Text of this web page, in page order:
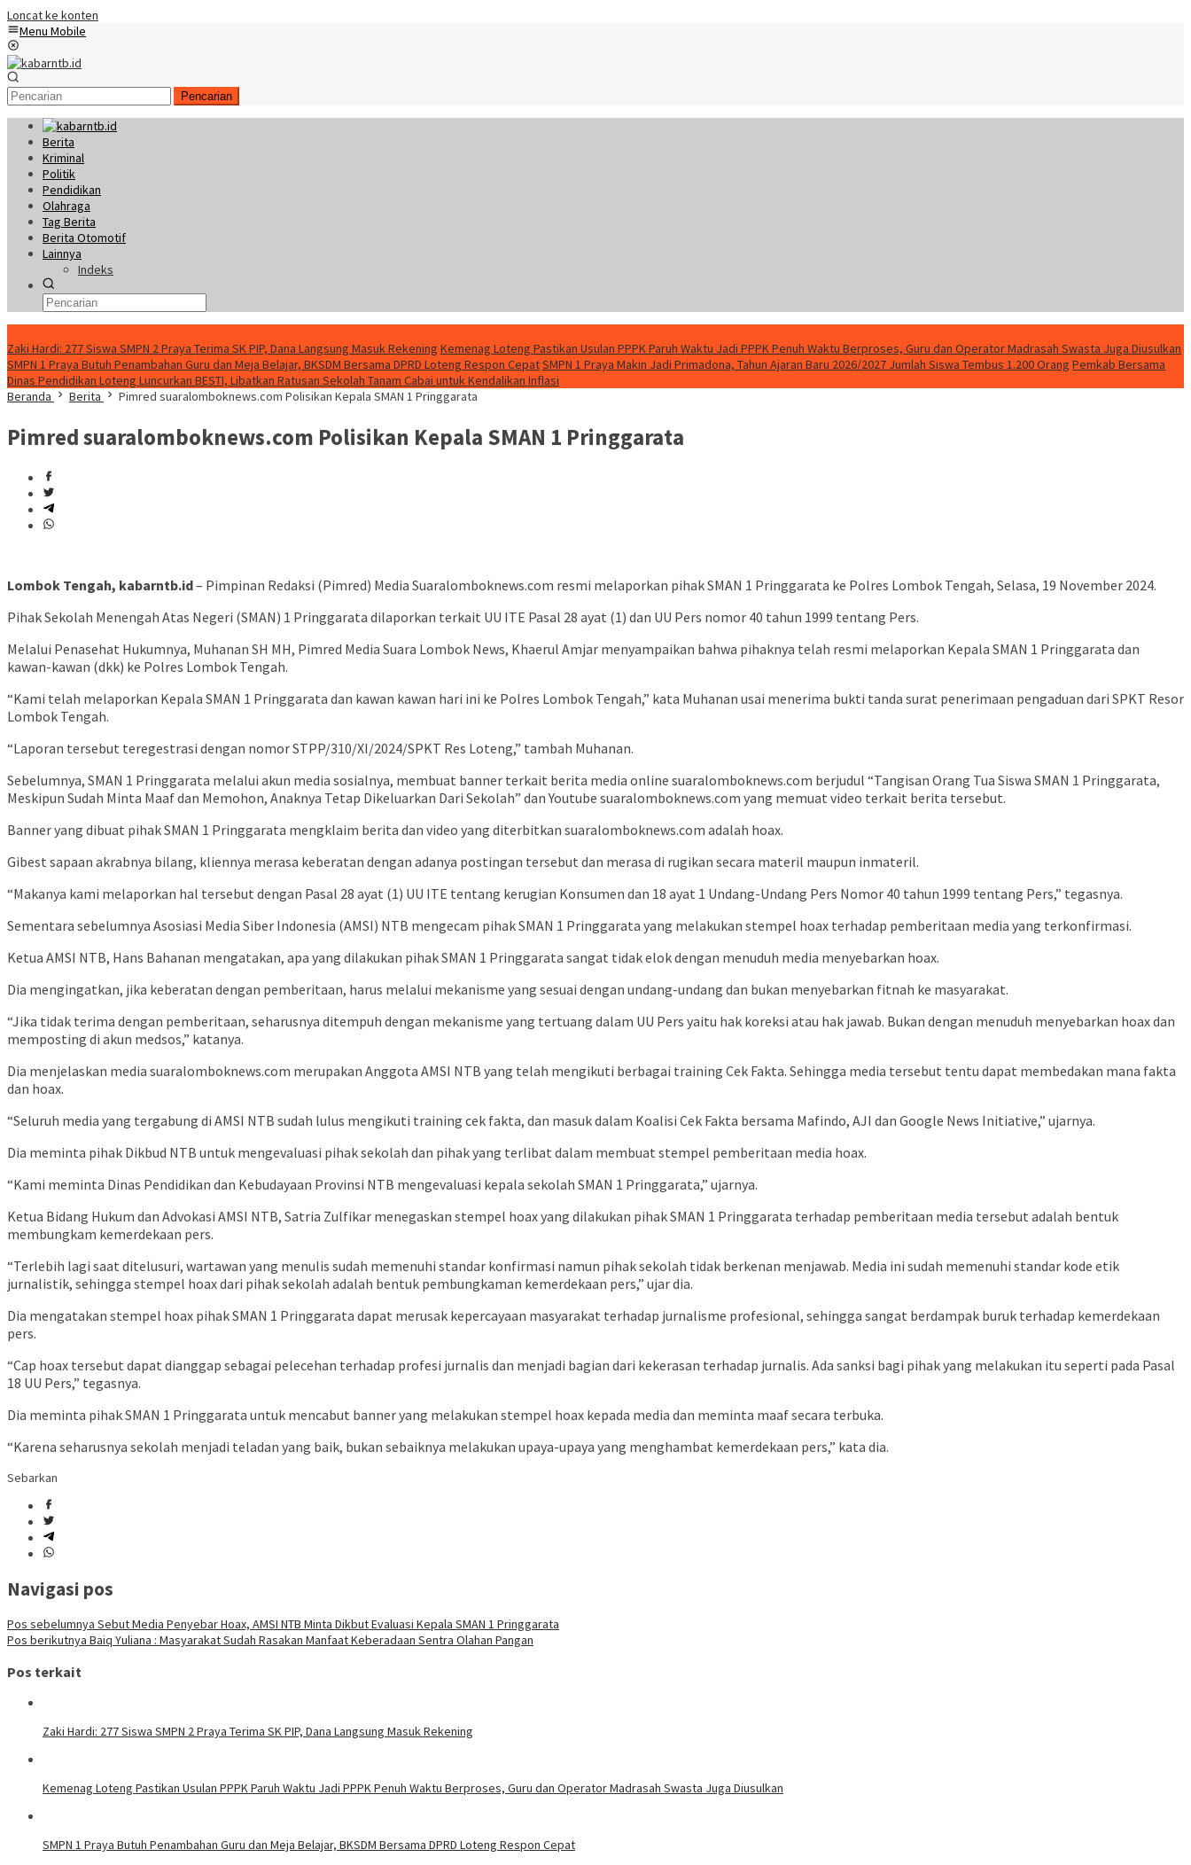
Loncat ke konten
Menu Mobile
Pencarian
Berita
Kriminal
Politik
Pendidikan
Olahraga
Tag Berita
Berita Otomotif
Lainnya
Indeks
Zaki Hardi: 277 Siswa SMPN 2 Praya Terima SK PIP, Dana Langsung Masuk Rekening Kemenag Loteng Pastikan Usulan PPPK Paruh Waktu Jadi PPPK Penuh Waktu Berproses, Guru dan Operator Madrasah Swasta Juga Diusulkan
SMPN 1 Praya Butuh Penambahan Guru dan Meja Belajar, BKSDM Bersama DPRD Loteng Respon CepatSMPN 1 Praya Makin Jadi Primadona, Tahun Ajaran Baru 2026/2027 Jumlah Siswa Tembus 1.200 Orang Pemkab Bersama
Dinas Pendidikan Loteng Luncurkan BESTI, Libatkan Ratusan Sekolah Tanam Cabai untuk Kendalikan Inflasi
Beranda
Berita Pimred suaralomboknews.com Polisikan Kepala SMAN 1 Pringgarata
Pimred suaralomboknews.com Polisikan Kepala SMAN 1 Pringgarata
Lombok Tengah, kabarntb.id– Pimpinan Redaksi (Pimred) Media Suaralomboknews.com resmi melaporkan pihak SMAN 1 Pringgarata ke Polres Lombok Tengah, Selasa, 19 November 2024.
Pihak Sekolah Menengah Atas Negeri (SMAN) 1 Pringgarata dilaporkan terkait UU ITE Pasal 28 ayat (1) dan UU Pers nomor 40 tahun 1999 tentang Pers.
Melalui Penasehat Hukumnya, Muhanan SH MH, Pimred Media Suara Lombok News, Khaerul Amjar menyampaikan bahwa pihaknya telah resmi melaporkan Kepala SMAN 1 Pringgarata dan
kawan-kawan (dkk) ke Polres Lombok Tengah.
“Kami telah melaporkan Kepala SMAN 1 Pringgarata dan kawan kawan hari ini ke Polres Lombok Tengah,” kata Muhanan usai menerima bukti tanda surat penerimaan pengaduan dari SPKT Resor
Lombok Tengah.
“Laporan tersebut teregestrasi dengan nomor STPP/310/XI/2024/SPKT Res Loteng,” tambah Muhanan.
Sebelumnya, SMAN 1 Pringgarata melalui akun media sosialnya, membuat banner terkait berita media online suaralomboknews.com berjudul “Tangisan Orang Tua Siswa SMAN 1 Pringgarata,
Meskipun Sudah Minta Maaf dan Memohon, Anaknya Tetap Dikeluarkan Dari Sekolah” dan Youtube suaralomboknews.com yang memuat video terkait berita tersebut.
Banner yang dibuat pihak SMAN 1 Pringgarata mengklaim berita dan video yang diterbitkan suaralomboknews.com adalah hoax.
Gibest sapaan akrabnya bilang, kliennya merasa keberatan dengan adanya postingan tersebut dan merasa di rugikan secara materil maupun inmateril.
“Makanya kami melaporkan hal tersebut dengan Pasal 28 ayat (1) UU ITE tentang kerugian Konsumen dan 18 ayat 1 Undang-Undang Pers Nomor 40 tahun 1999 tentang Pers,” tegasnya.
Sementara sebelumnya Asosiasi Media Siber Indonesia (AMSI) NTB mengecam pihak SMAN 1 Pringgarata yang melakukan stempel hoax terhadap pemberitaan media yang terkonfirmasi.
Ketua AMSI NTB, Hans Bahanan mengatakan, apa yang dilakukan pihak SMAN 1 Pringgarata sangat tidak elok dengan menuduh media menyebarkan hoax.
Dia mengingatkan, jika keberatan dengan pemberitaan, harus melalui mekanisme yang sesuai dengan undang-undang dan bukan menyebarkan fitnah ke masyarakat.
“Jika tidak terima dengan pemberitaan, seharusnya ditempuh dengan mekanisme yang tertuang dalam UU Pers yaitu hak koreksi atau hak jawab. Bukan dengan menuduh menyebarkan hoax dan
memposting di akun medsos,” katanya.
Dia menjelaskan media suaralomboknews.com merupakan Anggota AMSI NTB yang telah mengikuti berbagai training Cek Fakta. Sehingga media tersebut tentu dapat membedakan mana fakta
dan hoax.
“Seluruh media yang tergabung di AMSI NTB sudah lulus mengikuti training cek fakta, dan masuk dalam Koalisi Cek Fakta bersama Mafindo, AJI dan Google News Initiative,” ujarnya.
Dia meminta pihak Dikbud NTB untuk mengevaluasi pihak sekolah dan pihak yang terlibat dalam membuat stempel pemberitaan media hoax.
“Kami meminta Dinas Pendidikan dan Kebudayaan Provinsi NTB mengevaluasi kepala sekolah SMAN 1 Pringgarata,” ujarnya.
Ketua Bidang Hukum dan Advokasi AMSI NTB, Satria Zulfikar menegaskan stempel hoax yang dilakukan pihak SMAN 1 Pringgarata terhadap pemberitaan media tersebut adalah bentuk
membungkam kemerdekaan pers.
“Terlebih lagi saat ditelusuri, wartawan yang menulis sudah memenuhi standar konfirmasi namun pihak sekolah tidak berkenan menjawab. Media ini sudah memenuhi standar kode etik
jurnalistik, sehingga stempel hoax dari pihak sekolah adalah bentuk pembungkaman kemerdekaan pers,” ujar dia.
Dia mengatakan stempel hoax pihak SMAN 1 Pringgarata dapat merusak kepercayaan masyarakat terhadap jurnalisme profesional, sehingga sangat berdampak buruk terhadap kemerdekaan
pers.
“Cap hoax tersebut dapat dianggap sebagai pelecehan terhadap profesi jurnalis dan menjadi bagian dari kekerasan terhadap jurnalis. Ada sanksi bagi pihak yang melakukan itu seperti pada Pasal
18 UU Pers,” tegasnya.
Dia meminta pihak SMAN 1 Pringgarata untuk mencabut banner yang melakukan stempel hoax kepada media dan meminta maaf secara terbuka.
“Karena seharusnya sekolah menjadi teladan yang baik, bukan sebaiknya melakukan upaya-upaya yang menghambat kemerdekaan pers,” kata dia.
Sebarkan
Navigasi pos
Pos sebelumnya Sebut Media Penyebar Hoax, AMSI NTB Minta Dikbut Evaluasi Kepala SMAN 1 Pringgarata
Pos berikutnya Baiq Yuliana : Masyarakat Sudah Rasakan Manfaat Keberadaan Sentra Olahan Pangan
Pos terkait
Zaki Hardi: 277 Siswa SMPN 2 Praya Terima SK PIP, Dana Langsung Masuk Rekening
Kemenag Loteng Pastikan Usulan PPPK Paruh Waktu Jadi PPPK Penuh Waktu Berproses, Guru dan Operator Madrasah Swasta Juga Diusulkan
SMPN 1 Praya Butuh Penambahan Guru dan Meja Belajar, BKSDM Bersama DPRD Loteng Respon Cepat